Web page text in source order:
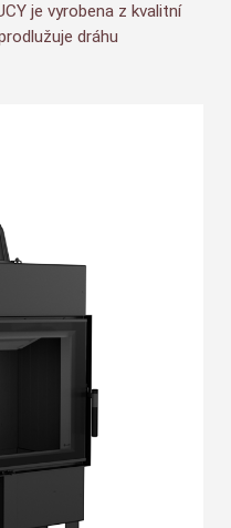
je vyrobena z kvalitní
dráhu